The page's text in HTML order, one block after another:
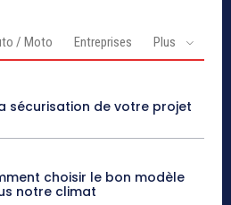
/ Moto Entreprises Plus
sécurisation de votre projet
choisir le bon modèle
notre climat